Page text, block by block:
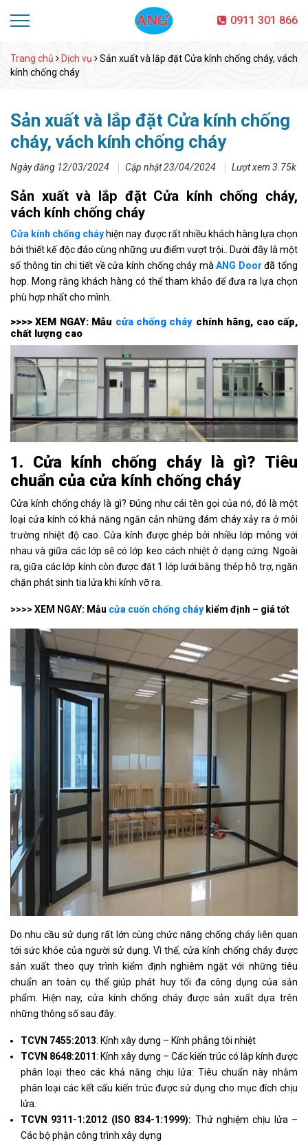
0911 301 866
Trang chủ Dịch vụ
Sản xuất và lắp đặt Cửa kính chống cháy, vách
kính chống cháy
Sản xuất và lắp đặt Cửa kính chống
cháy, vách kính chống cháy
Ngày đăng 12/03/2024 Cập nhật 23/04/2024 Lượt xem 3.75k
Sản xuất và lắp đặt Cửa kính chống cháy,
vách kính chống cháy
Cửa kính chống cháy hiện nay được rất nhiều khách hàng lựa chọn
bởi thiết kế độc đáo cùng những ưu điểm vượt trội.. Dưới đây là một
số thông tin chi tiết về cửa kính chống cháy màANG Door đã tổng
hợp. Mong rằng khách hàng có thể tham khảo để đưa ra lựa chọn
phù hợp nhất cho mình.
>>>> XEM NGAY: Mẫu cửa chống cháy chính hãng, cao cấp,
chất lượng cao
1. Cửa kính chống cháy là gì? Tiêu
chuẩn của cửa kính chống cháy
Cửa kính chống cháy là gì? Đúng như cái tên gọi của nó, đó là một
loại cửa kính có khả năng ngăn cản những đám cháy xảy ra ở môi
trường nhiệt độ cao. Cửa kính được ghép bởi nhiều lớp mỏng với
nhau và giữa các lớp sẽ có lớp keo cách nhiệt ở dạng cứng. Ngoài
ra, giữa các lớp kính còn được đặt 1 lớp lưới bằng thép hỗ trợ, ngăn
chặn phát sinh tia lửa khi kính vỡ ra.
>>>> XEM NGAY: Mẫu cửa cuốn chống cháy kiểm định – giá tốt
Do nhu cầu sử dụng rất lớn cùng chức năng chống cháy liên quan
tới sức khỏe của người sử dụng. Vì thế, cửa kính chống cháy được
sản xuất theo quy trình kiểm định nghiêm ngặt với những tiêu
chuẩn an toàn cụ thể giúp phát huy tối đa công dụng của sản
phẩm. Hiện nay, cửa kính chống cháy được sản xuất dựa trên
những thông số sau đây:
TCVN 7455:2013: Kính xây dựng – Kính phẳng tôi nhiệt
TCVN 8648:2011: Kính xây dựng – Các kiến trúc có lắp kính được
phân loại theo các khả năng chịu lửa: Tiêu chuẩn này nhằm
phân loại các kết cấu kiến trúc được sử dụng cho mục đích chịu
lửa.
TCVN 9311-1:2012 (ISO 834-1:1999): Thử nghiệm chịu lửa –
Các bộ phận công trình xây dựng